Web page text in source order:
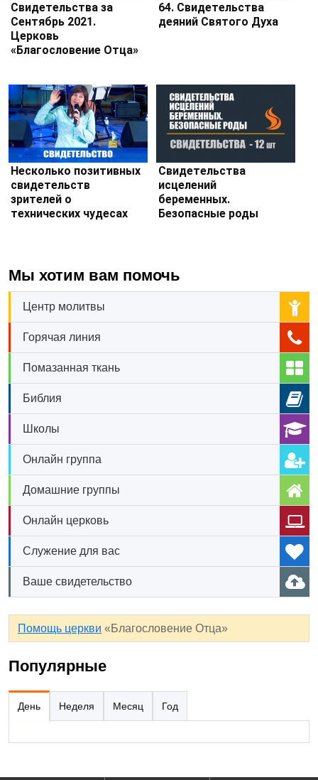
Свидетельства за
Сентябрь 2021.
Церковь
«Благословение Отца»
64. Свидетельства
деяний Святого Духа
Несколько позитивных
свидетельств
зрителей о
технических чудесах
Свидетельства
исцелений
беременных.
Безопасные роды
Мы хотим вам помочь
Центр молитвы
Горячая линия
Помазанная ткань
Библия
Школы
Онлайн группа
Домашние группы
Онлайн церковь
Служение для вас
Ваше свидетельство
Помощь церкви «Благословение Отца»
Популярные
День Неделя Месяц Год